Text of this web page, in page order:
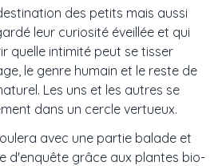
des petits mais aussi
leur curiosité éveillée et qui
quelle intimité peut se tisser
le genre humain et le reste de
Les uns et les autres se
dans un cercle vertueux.
avec une partie balade et
d'enquête grâce aux plantes bio-